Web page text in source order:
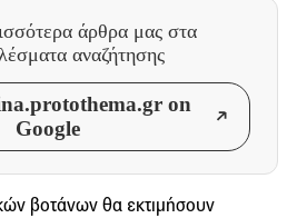
άρθρα μας στα
αναζήτησης
on
Google
βοτάνων θα εκτιμήσουν